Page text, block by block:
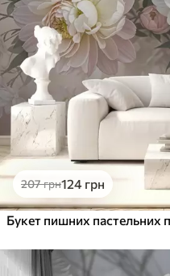
Преміум Вініл
1216730грн /м²
Peel and Stick
1458875 /м²
207грн124 грн